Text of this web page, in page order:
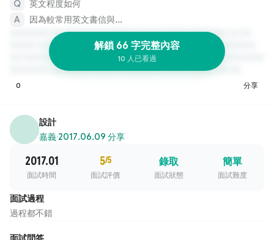
英文程度如何
因為較常用英文書信與...
解鎖 66 字完整內容
10 人已看過
0 分享
設計
嘉義·2017.06.09 分享
2017.01
面試時間
5/5
面試評價
錄取
面試狀態
簡單
面試難度
面試過程
過程都不錯
面試問答